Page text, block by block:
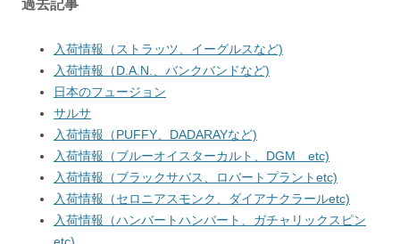
過去記事
入荷情報（ストラッツ、イーグルスなど)
入荷情報（D.A.N.、バンクバンドなど)
日本のフュージョン
サルサ
入荷情報（PUFFY、DADARAYなど)
入荷情報（ブルーオイスターカルト、DGM etc)
入荷情報（ブラックサバス、ロバートプラントetc)
入荷情報（セロニアスモンク、ダイアナクラールetc)
入荷情報（ハンバートハンバート、ガチャリックスピン